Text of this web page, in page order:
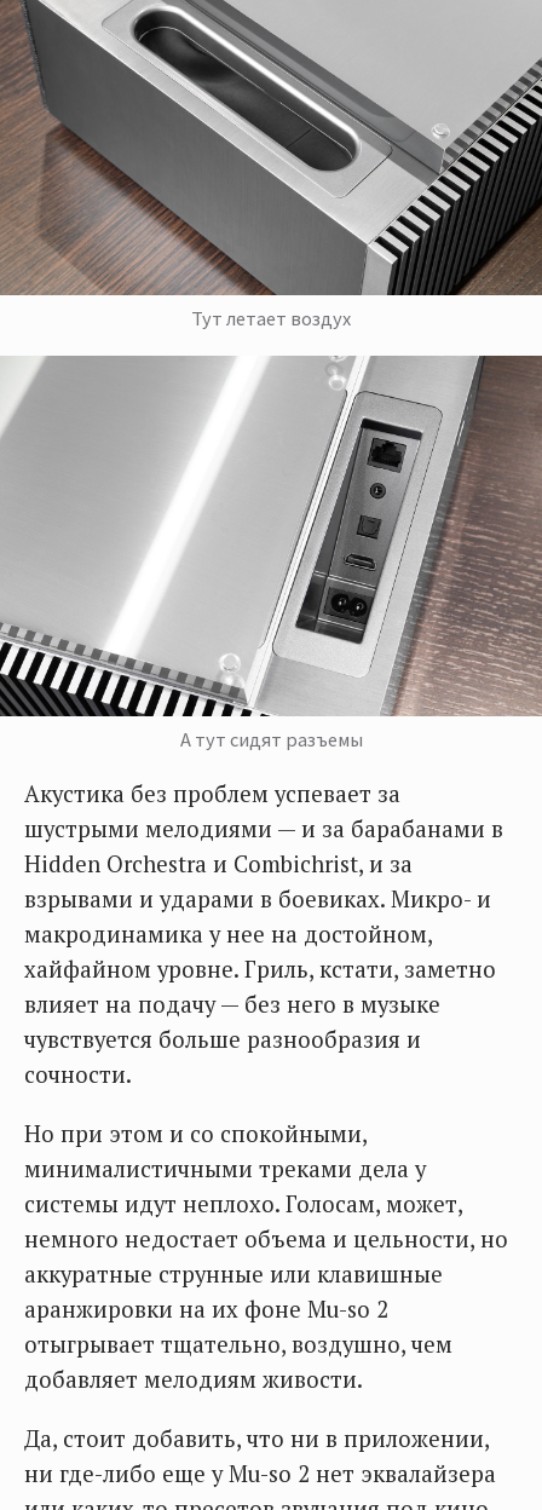
Тут летает воздух
А тут сидят разъемы
Акустика без проблем успевает за
шустрыми мелодиями — и за барабанами в
Hidden Orchestra и Combichrist, и за
взрывами и ударами в боевиках. Микро- и
макродинамика у нее на достойном,
хайфайном уровне. Гриль, кстати, заметно
влияет на подачу — без него в музыке
чувствуется больше разнообразия и
сочности.
Но при этом и со спокойными,
минималистичными треками дела у
системы идут неплохо. Голосам, может,
немного недостает объема и цельности, но
аккуратные струнные или клавишные
аранжировки на их фоне Mu-so 2
отыгрывает тщательно, воздушно, чем
добавляет мелодиям живости.
Да, стоит добавить, что ни в приложении,
ни где-либо еще у Mu-so 2 нет эквалайзера